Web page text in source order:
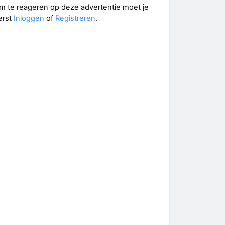
te reageren op deze advertentie moet je
Inloggen of Registreren.